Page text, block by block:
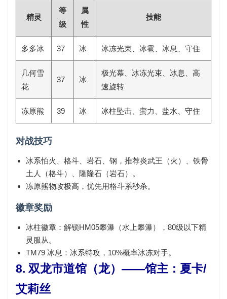
精灵
等
级
属
性
技能
多多冰 37 冰 冰冻光束、冰雹、冰息、守住
几何雪
花
37 冰
极光幕、冰冻光束、冰息、高
速旋转
冻原熊 39 冰 冰柱坠击、蛮力、盐水、守住
对战技巧
冰系怕火、格斗、岩石、钢 ，推荐炎武王（火）、铁骨
土人（格斗）、隆隆石（岩石）。
冻原熊物攻极高，优先用格斗系秒杀。
徽章奖励
冰柱徽章 ：解锁HM05攀瀑（水上攀瀑），80级以下精
灵服从。
TM79 冰息 ：冰系特攻，10%概率冰冻对手。
8. 双龙市道馆（龙）——馆主：夏卡/
艾莉丝